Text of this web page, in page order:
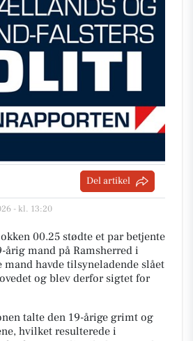
Del artikel
- kl. 13:20
00.25 stødte et par betjente
årig mand på Ramsherred i
mand havde tilsyneladende slået
og blev derfor sigtet for
talte den 19-årige grimt og
hvilket resulterede i